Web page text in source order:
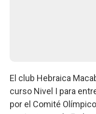
El club Hebraica
curso Nivel I para
por el Comité